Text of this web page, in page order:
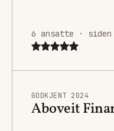
6 ansatte · siden
GODKJENT 2024
Aboveit